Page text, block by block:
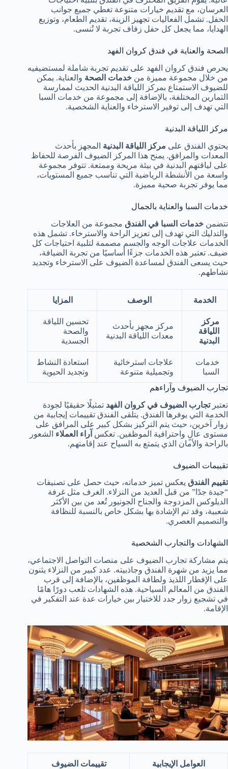
العرسان، مع تقديم خيارات متنوعة تغطي جميع جوانب
الحفل. تشمل الفعاليات تجهيز الزينة، تقديم الطعام، وتوزيع
الهدايا، مما يجعل كل حفل زفاف تجربة لا تُنسى.
الصحة والعناية في فندق كروان الفهد
يحرص فندق كروان الفهد على تقديم تجربة شاملة لمستضيفيه
من خلال مجموعة مميزة من خدمات الصحة والعناية. يمكن
للضيوف الاستمتاع بمركز اللياقة البدنية الحديث لممارسة
التمارين المختلفة، بالإضافة إلى مجموعة من خدمات السبا
التي تهدف إلى توفير الاسترخاء والعناية الشخصية.
مركز اللياقة البدنية
يحتوي الفندق على مركز اللياقة البدنية المجهز بأحدث
المعدات والمرافق. يمنح هذا المركز الضيوف الفرصة للحفاظ
على لياقتهم البدنية في بيئة مريحة وممتعة. تتوفر مجموعة
واسعة من الأنشطة الرياضية التي تناسب جميع المستويات،
مما يوفر تجربة صحية مميزة.
خدمات السبا والعناية بالجمال
تتضمن خدمات السبا في الفندق مجموعة من العلاجات
والتدليك التي تهدف إلى تعزيز الراحة والاسترخاء. تشمل هذه
الخدمات علاجات الوجه والجسم مصممة لتلبية احتياجات كل
ضيف. تعتبر هذه الخدمات جزءًا أساسيًا من تجربة الضيافة،
حيث يسعى الفندق لمساعدة الضيوف على الاسترخاء وتجديد
نشاطهم.
الخدمة الوصف المزايا
مركز
اللياقة
البدنية
مركز مجهز بأحدث
معدات اللياقة البدنية
تحسين اللياقة
والصحة
الجسدية
خدمات
السبا
علاجات استرخائية
وتجميلية متنوعة
استعادة النشاط
وتجديد الحيوية
تجارب الضيوف وآراءهم
تعتبرتجارب الضيوف في كروان الفهد تمثيلًا حقيقيًا لجودة
الخدمة التي يوفرها الفندق. يتلقى الفندق تقييمات إيجابية من
زوار آخرين، حيث يتم التركيز بشكل كبير على المرافق على
مستوى عالٍ واحترافية الموظفين. تعكس آراء العملاء الشعور
بالراحة والأمان الذي يتمتع به السياح عند إقامتهم.
تقييمات الضيوف
تقييم الفندق يعكس تميز خدماته، حيث حصل على تصنيفات
“جيدة جدًا” من قبل العديد من النزلاء. الغرف مثل غرفة
الديلوكس المزدوجة والجناح الجونيور تُعد من بين الأكثر
شعبية، وقد تم الإشادة بها بشكل خاص بالنسبة للنظافة
والتصميم العصري.
الشهادات والتجارب الشخصية
يتم مشاركة تجارب الضيوف على منصات التواصل الاجتماعي،
مما يزيد من شهرة الفندق وجاذبيته. عدد كبير من النزلاء يثنون
على الإفطار اللذيذ ولطافة الموظفين، بالإضافة إلى قرب
الفندق من المعالم السياحية. هذه الشهادات تلعب دورًا هامًا
في تشجيع زوار جدد للاختيار بين خيارات عدة عند التفكير في
الإقامة.
العوامل الإيجابية تقييمات الضيوف